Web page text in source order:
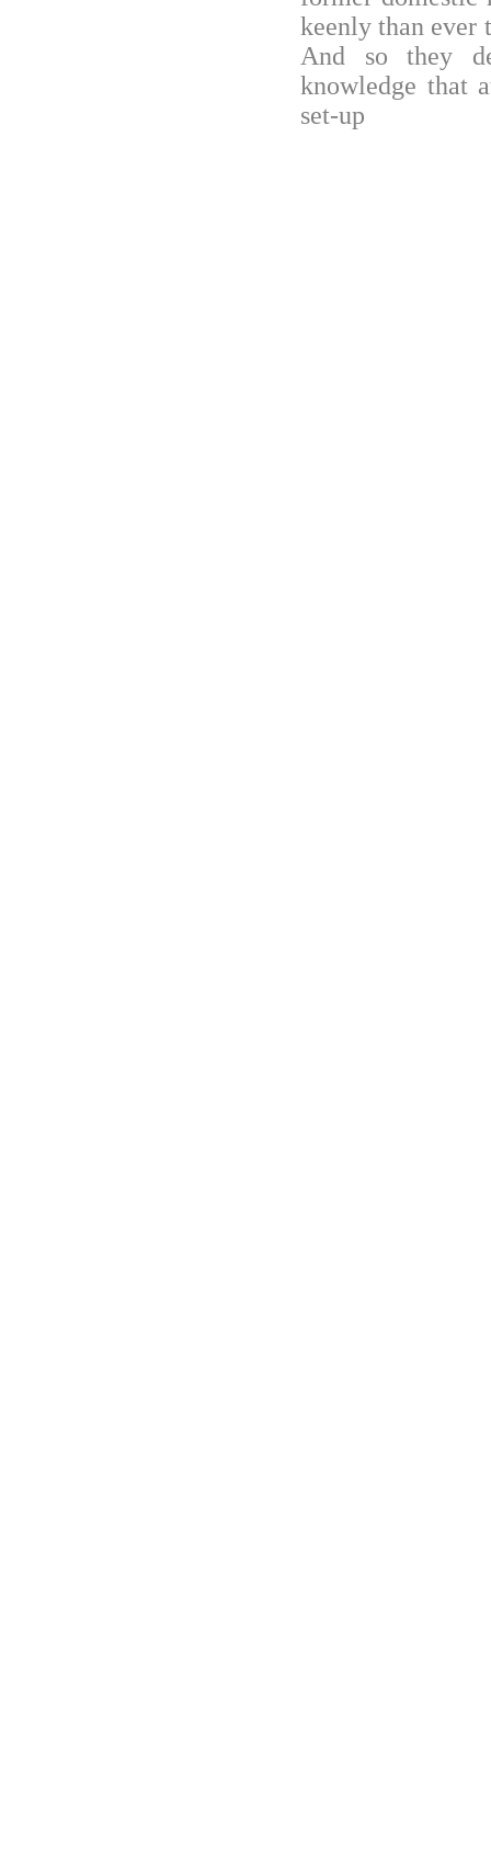
keenly than ever
And so they
knowledge that
set-up